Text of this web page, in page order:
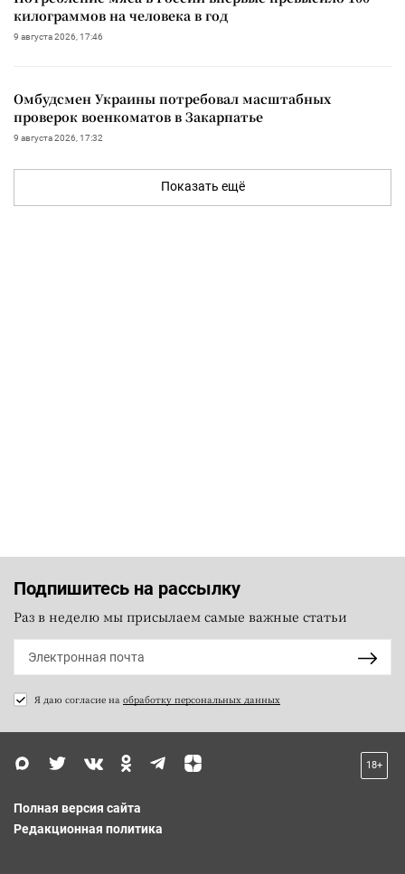
килограммов на человека в год
9 августа 2026, 17:46
Омбудсмен Украины потребовал масштабных
проверок военкоматов в Закарпатье
9 августа 2026, 17:32
Показать ещё
Подпишитесь на рассылку
Раз в неделю мы присылаем самые важные статьи
Я даю согласие на обработку персональных данных
18+
Полная версия сайта
Редакционная политика